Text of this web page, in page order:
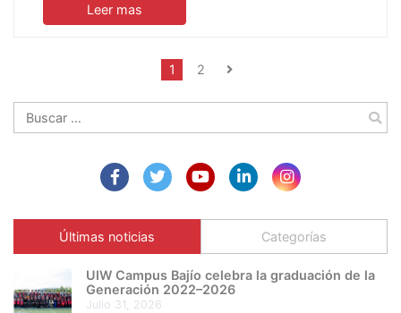
Leer mas
1 2
Buscar:
Últimas noticias Categorías
UIW Campus Bajío celebra la graduación de la
Generación 2022–2026
julio 31, 2026